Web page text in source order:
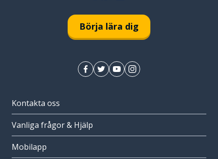
Börja lära dig
Kontakta oss
Vanliga frågor & Hjälp
Mobilapp